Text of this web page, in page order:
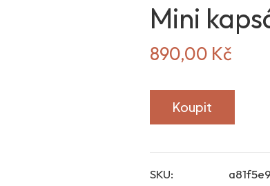
Mini
890,00 Kč
Koupit
SKU: